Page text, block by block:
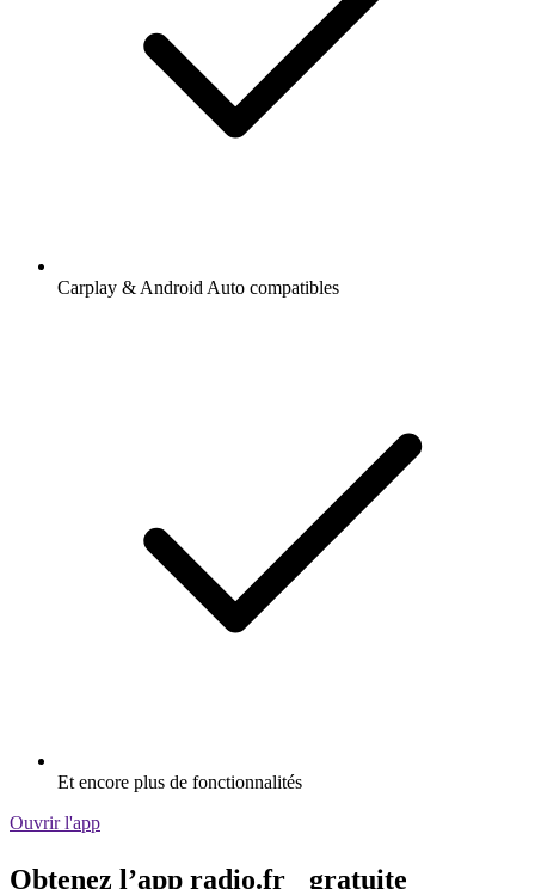
Carplay & Android Auto compatibles
Et encore plus de fonctionnalités
Ouvrir l'app
Obtenez l’app radio.fr gratuite